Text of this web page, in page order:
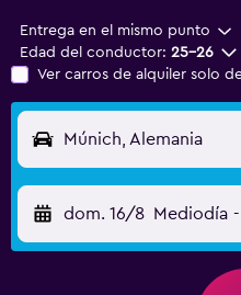
Entrega en el mismo punto
Edad del conductor: 25-26
Ver carros de alquiler solo
Múnich, Alemania
dom. 16/8 Mediodía -